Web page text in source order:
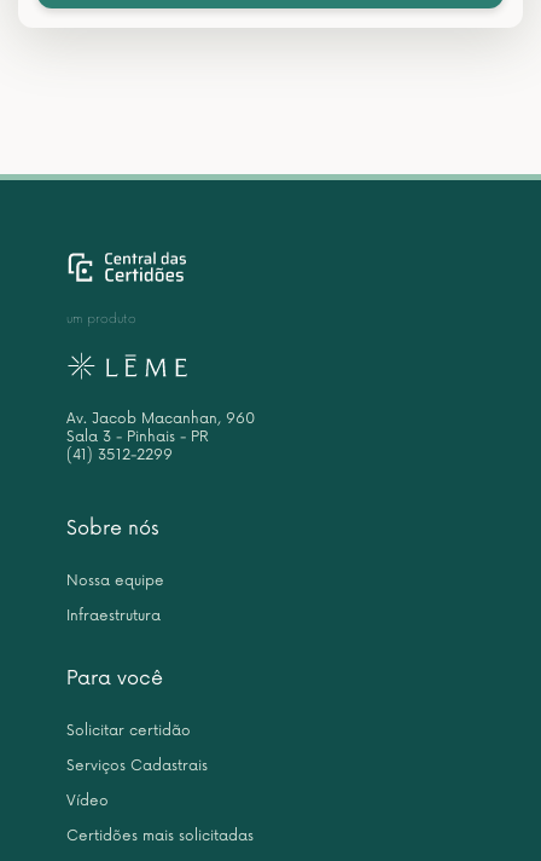
Sobre nós
Nossa equipe
Infraestrutura
Para você
Solicitar certidão
Serviços Cadastrais
Vídeo
Certidões mais solicitadas
um produto
Av. Jacob Macanhan, 960
Sala 3 - Pinhais - PR
(41) 3512-2299